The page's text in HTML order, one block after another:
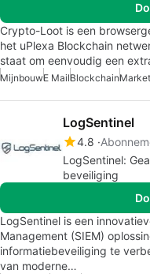
Crypto-Loot is een
het uPlexa Blockchain
staat om eenvoudig een
MijnbouwE MailBlockchain
LogSentinel
4.8
LogSentinel:
beveiliging
LogSentinel is een
Management (SIEM)
informatiebeveiliging te
van moderne…